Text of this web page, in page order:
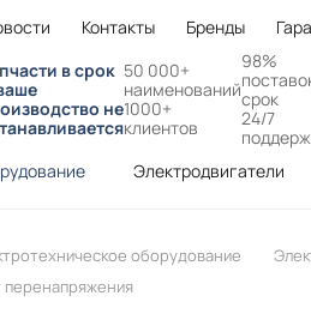
Контакты Бренды
в срок
не
50 000+
наименований
1000+
клиентов
98%
срок
24/7
Электродвигатели
оборудование